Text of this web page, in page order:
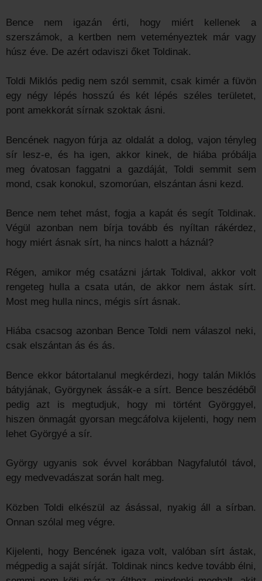
Bence nem igazán érti, hogy miért kellenek a
szerszámok, a kertben nem veteményeztek már vagy
húsz éve. De azért odaviszi őket Toldinak.
Toldi Miklós pedig nem szól semmit, csak kimér a füvön
egy négy lépés hosszú és két lépés széles területet,
pont amekkorát sírnak szoktak ásni.
Bencének nagyon fúrja az oldalát a dolog, vajon tényleg
sír lesz-e, és ha igen, akkor kinek, de hiába próbálja
meg óvatosan faggatni a gazdáját, Toldi semmit sem
mond, csak konokul, szomorúan, elszántan ásni kezd.
Bence nem tehet mást, fogja a kapát és segít Toldinak.
Végül azonban nem bírja tovább és nyíltan rákérdez,
hogy miért ásnak sírt, ha nincs halott a háznál?
Régen, amikor még csatázni jártak Toldival, akkor volt
rengeteg hulla a csata után, de akkor nem ástak sírt.
Most meg hulla nincs, mégis sírt ásnak.
Hiába csacsog azonban Bence Toldi nem válaszol neki,
csak elszántan ás és ás.
Bence ekkor bátortalanul megkérdezi, hogy talán Miklós
bátyjának, Györgynek ássák-e a sírt. Bence beszédéből
pedig azt is megtudjuk, hogy mi történt Györggyel,
hiszen önmagát gyorsan megcáfolva kijelenti, hogy nem
lehet Györgyé a sír.
György ugyanis sok évvel korábban Nagyfalutól távol,
egy medvevadászat során halt meg.
Közben Toldi elkészül az ásással, nyakig áll a sírban.
Onnan szólal meg végre.
Kijelenti, hogy Bencének igaza volt, valóban sírt ástak,
mégpedig a saját sírját. Toldinak nincs kedve tovább élni,